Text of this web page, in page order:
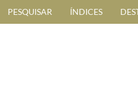
PESQUISAR ÍNDICES